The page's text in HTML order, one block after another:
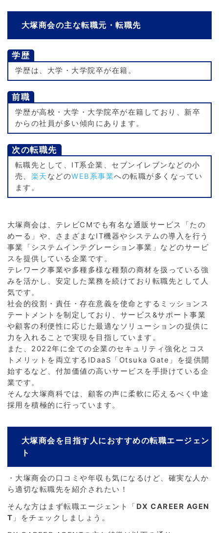
大塚商会の主な転職元・転職先
学歴
学歴は、大学・大学院卒が在籍。
前職
学歴が高校・大学・大学院卒が在籍しており、新卒
からの社員が多い傾向にあります。
次の転職先
転職先として、IT系企業、セブンイレブンなどの小
売、 楽天 などのWEB系事業への転職が多くなってい
ます。
大塚商会は、テレビCMでも有名な通販サービス「たの
めーる」や、さまざまなIT機器やシステムの導入を行う
事業「システムインテグレーション事業」などのサービ
スを提供している企業です。
テレワーク事業や多種多様な種類の商材を扱っている強
みを活かし、安定した業務を続けており転職先として人
気です。
社会的役割・責任・存在意義を使命とするミッションス
テートメントを制定しており、サービス&サポート事業
や顧客の利便性に応じた最適なソリューションの提供に
力を入れることで実現を目指しています。
また、2022年に全ての企業のセキュリティ強化とコス
トメリットを両立するIDaaS「Otsuka Gate」を提供開
始するなど、付加価値の高いサービスを手掛けている企
業です。
そんな大塚商科では、顧客の声に柔軟に応えるべく中途
採用を積極的に行っています。
大塚商会を目指す人におすすめの転職エージェン
ト
・大塚商会の口コミや年収も気になるけど、確実な人か
ら適切な転職先を紹介されたい！
そんな方はまず転職エージェント「 DX CAREER AGEN
T 」をチェックしましょう。